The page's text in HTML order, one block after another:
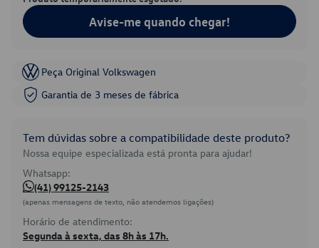
Avise-me quando chegar!
Peça Original Volkswagen
Garantia de 3 meses de fábrica
Tem dúvidas sobre a compatibilidade deste produto?
Nossa equipe especializada está pronta para ajudar!
Whatsapp:
(41) 99125-2143
(apenas mensagens de texto, não atendemos ligações)
Horário de atendimento:
Segunda à sexta, das 8h às 17h.